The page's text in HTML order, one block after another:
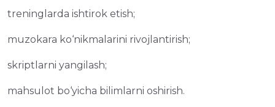
treninglarda ishtirok etish;
muzokara ko‘nikmalarini rivojlantirish;
skriptlarni yangilash;
mahsulot bo‘yicha bilimlarni oshirish.